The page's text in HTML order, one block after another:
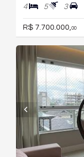
4 5 3
R$ 7.700.000, 00